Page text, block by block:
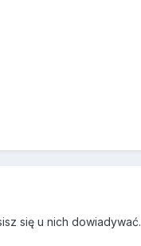
się u nich dowiadywać.